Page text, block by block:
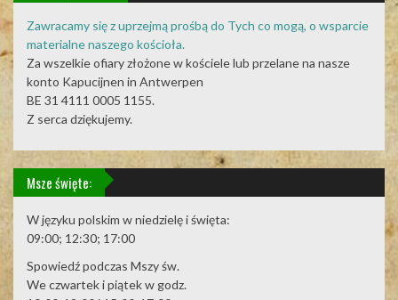
Zawracamy się z uprzejmą prośbą do Tych co mogą, o wsparcie
materialne naszego kościoła.
Za wszelkie ofiary złożone w kościele lub przelane na nasze
konto Kapucijnen in Antwerpen
BE 31 4111 0005 1155.
Z serca dziękujemy.
Msze święte:
W języku polskim w niedzielę i święta:
09:00; 12:30; 17:00
Spowiedź podczas Mszy św.
We czwartek i piątek w godz.